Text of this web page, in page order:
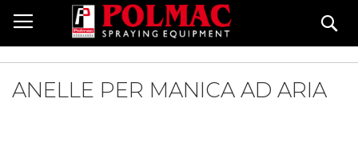
Salta
al
contenuto
ANELLE PER MANICA AD ARIA